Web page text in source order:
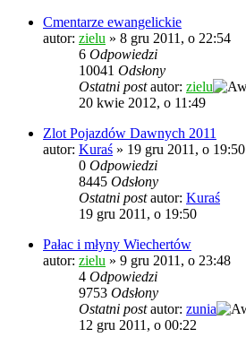
Cmentarze ewangelickie
autor: zielu » 8 gru 2011, o 22:54
6 Odpowiedzi
10041 Odsłony
Ostatni postautor: zielu
20 kwie 2012, o 11:49
Zlot Pojazdów Dawnych 2011
autor: Kuraś » 19 gru 2011, o 19:50
0 Odpowiedzi
8445 Odsłony
Ostatni postautor: Kuraś
19 gru 2011, o 19:50
Pałac i młyny Wiechertów
autor: zielu » 9 gru 2011, o 23:48
4 Odpowiedzi
9753 Odsłony
Ostatni postautor: zunia
12 gru 2011, o 00:22